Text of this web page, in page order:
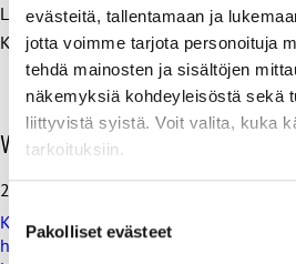
evästeitä, tallentamaan ja
jotta voimme tarjota personoituja
tehdä mainosten ja sisältöjen
näkemyksiä kohdeyleisöstä sekä
liittyvistä syistä. Voit valita, kuka
tarkoituksiin.
voit määrittää asetuksesi
valinta
Pakolliset evästeet
Lisätietoja:
Kari Lehtinen, sopimusasiantuntija
O
h
i
t
a
v
Viimeisimmät uutiset
28.7.2026
Koulutus ja kasvatus pitää järjestää
hyvinvoinnin ehdoilla – Ammattiliitto